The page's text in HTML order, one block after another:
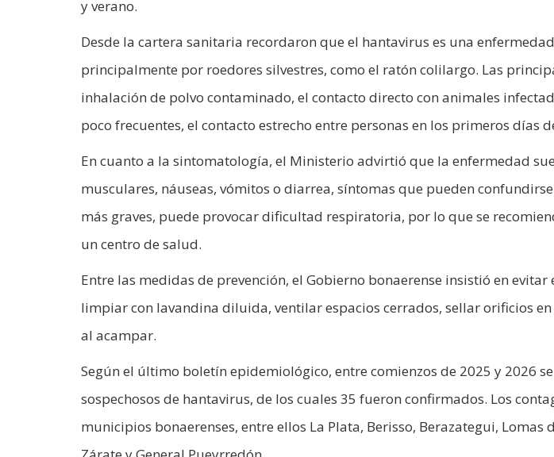
y verano.
Desde la cartera sanitaria recordaron que el hantavirus es una
principalmente por roedores silvestres, como el ratón colilargo. Las
inhalación de polvo contaminado, el contacto directo con animales
poco frecuentes, el contacto estrecho entre personas en los primeros días
En cuanto a la sintomatología, el Ministerio advirtió que la enfermedad
musculares, náuseas, vómitos o diarrea, síntomas que pueden
más graves, puede provocar dificultad respiratoria, por lo que se
un centro de salud.
Entre las medidas de prevención, el Gobierno bonaerense insistió en evitar
limpiar con lavandina diluida, ventilar espacios cerrados, sellar orificios
al acampar.
Según el último boletín epidemiológico, entre comienzos de 2025 y 2026
sospechosos de hantavirus, de los cuales 35 fueron confirmados. Los
municipios bonaerenses, entre ellos La Plata, Berisso, Berazategui, Lomas